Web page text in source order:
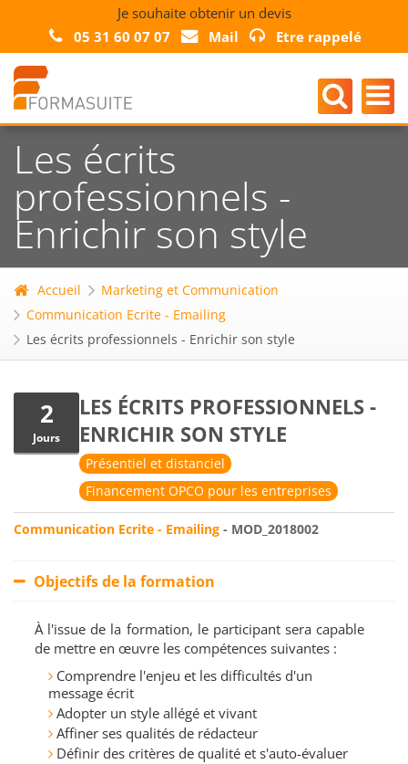
Je souhaite obtenir un devis
05 31 60 07 07
Mail Etre rappelé
Les écrits
professionnels -
Enrichir son style
Accueil
Marketing et Communication
Communication Ecrite - Emailing
Les écrits professionnels - Enrichir son style
2
Jours
LES ÉCRITS PROFESSIONNELS -
ENRICHIR SON STYLE
Présentiel et distanciel
Financement OPCO pour les entreprises
Communication Ecrite - Emailing - MOD_2018002
Objectifs de la formation
À l'issue de la formation, le participant sera capable
de mettre en œuvre les compétences suivantes :
Comprendre l'enjeu et les difficultés d'un
message écrit
Adopter un style allégé et vivant
Affiner ses qualités de rédacteur
Définir des critères de qualité et s'auto-évaluer